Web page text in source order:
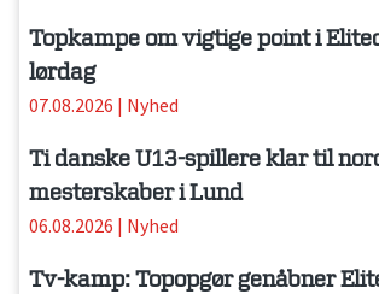
Topkampe om vigtige point i
lørdag
07.08.2026 | Nyhed
Ti danske U13-spillere klar til
mesterskaber i Lund
06.08.2026 | Nyhed
Tv-kamp: Topopgør genåbner